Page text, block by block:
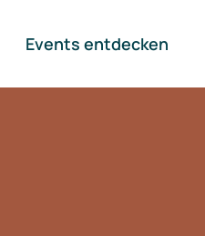
Events entdecken